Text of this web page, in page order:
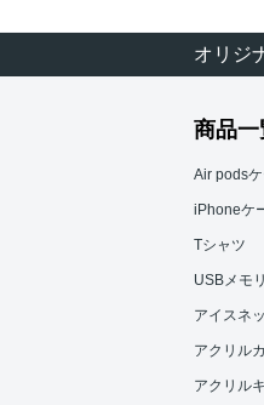
オリジ
商品一
Air pods
iPhoneケ
Tシャツ
USBメモリ
アイスネ
アクリル
アクリル